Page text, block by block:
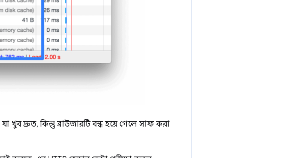
খুব দ্রুত, কিন্তু ব্রাউজারটি বন্ধ হয়ে গেলে সাফ করা